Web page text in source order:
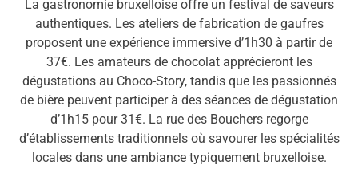
La gastronomie bruxelloise offre un festival de saveurs
authentiques. Les ateliers de fabrication de gaufres
proposent une expérience immersive d’1h30 à partir de
37€. Les amateurs de chocolat apprécieront les
dégustations au Choco-Story, tandis que les passionnés
de bière peuvent participer à des séances de dégustation
d’1h15 pour 31€. La rue des Bouchers regorge
d’établissements traditionnels où savourer les spécialités
locales dans une ambiance typiquement bruxelloise.